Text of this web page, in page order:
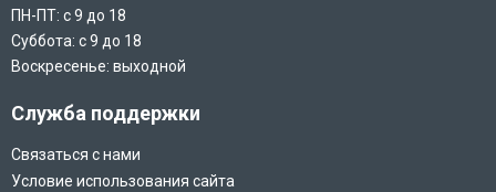
ПН-ПТ: с 9 до 18
Суббота: с 9 до 18
Воскресенье: выходной
Служба поддержки
Связаться с нами
Условие использования сайта